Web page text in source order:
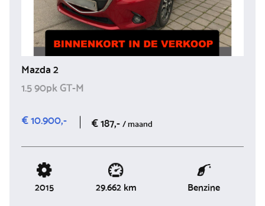
Mazda 2
1.5 90pk GT-M
€ 10.900,-
€ 187,-/ maand
2015 29.662 km Benzine